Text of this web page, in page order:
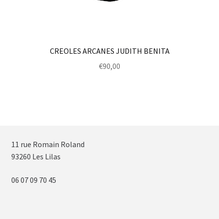
CREOLES ARCANES JUDITH BENITA
€90,00
11 rue Romain Roland
93260 Les Lilas
06 07 09 70 45